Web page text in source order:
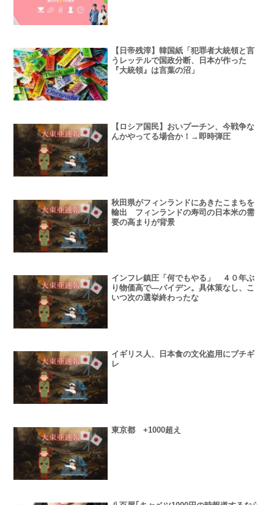
【日帝残滓】韓国紙「犯罪者大統領と言
うレッテルで国政分断、日本が作った
『大統領』は言葉の沼」
【ロシア国民】おいプーチン、今戦争な
んかやってる場合か！→即時弾圧
秋田県がフィンランドにあきたこまちを
輸出 フィンランドの寿司の日本米の需
要の高まりが背景
インフレ鎮圧「何でもやる」 ４０年ぶ
り物価高で―バイデン。具体策なし、こ
いつ次の選挙終わったな
イギリス人、日本食の文化盗用にブチギ
レ
東京都 +1000超え